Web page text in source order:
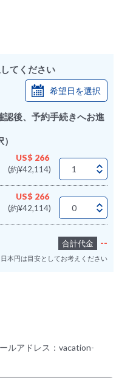
てください
希望日を選択
認後、予約手続きへお進
US$ 266
(約¥42,114)
US$ 266
(約¥42,114)
合計代金 --
本円は目安としてお考えください
ルアドレス：vacation-